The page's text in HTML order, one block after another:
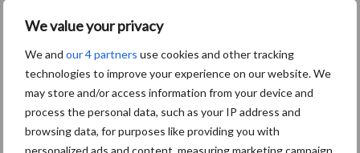
We value your privacy
We and our 4 partners use cookies and other tracking
technologies to improve your experience on our website. We
may store and/or access information from your device and
process the personal data, such as your IP address and
browsing data, for purposes like providing you with
personalized ads and content, measuring marketing campaign
Nieuwe compacte
gedragen pootcombinatie
van AVR